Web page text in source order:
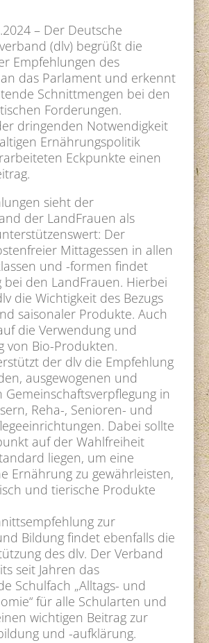
– Der Deutsche
(dlv) begrüßt die
Empfehlungen des
das Parlament und erkennt
Schnittmengen bei den
Forderungen.
dringenden Notwendigkeit
Ernährungspolitik
Eckpunkte einen
sieht der
der LandFrauen als
Der
Mittagessen in allen
und -formen findet
bei den LandFrauen. Hierbei
die Wichtigkeit des Bezugs
saisonaler Produkte. Auch
die Verwendung und
von Bio-Produkten.
der dlv die Empfehlung
ausgewogenen und
Gemeinschaftsverpflegung in
Reha-, Senioren- und
Dabei sollte
auf der Wahlfreiheit
liegen, um eine
Ernährung zu gewährleisten,
und tierische Produkte
zur
Bildung findet ebenfalls die
des dlv. Der Verband
seit Jahren das
Schulfach „Alltags- und
für alle Schularten und
wichtigen Beitrag zur
und -aufklärung.